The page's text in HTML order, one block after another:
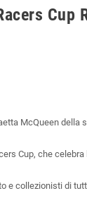
Cup
McQueen della
Cup, che celebra
e collezionisti di